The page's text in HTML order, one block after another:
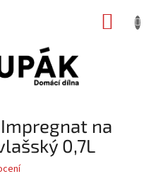
Impregnat na
0,7L